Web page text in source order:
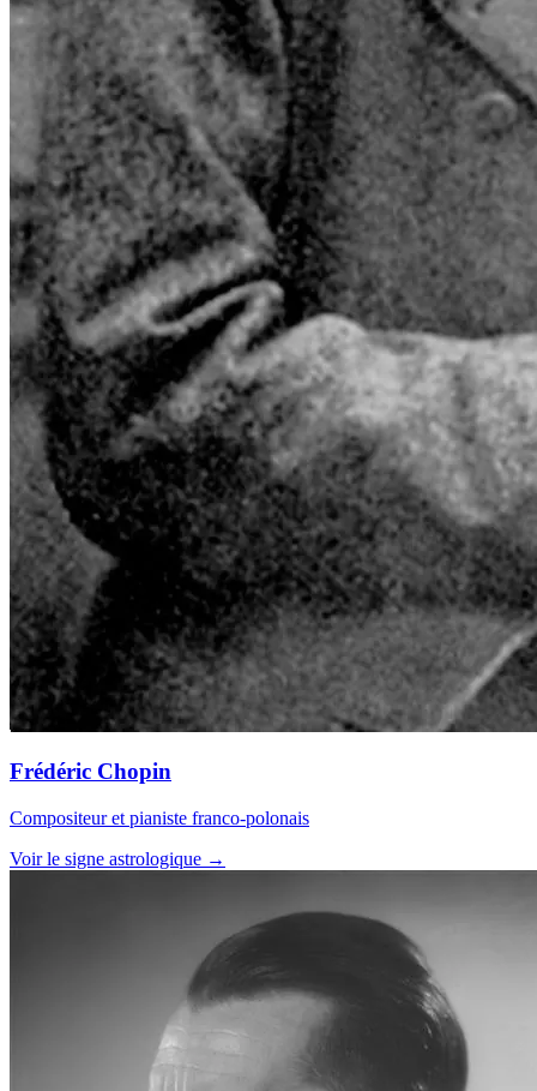
Frédéric Chopin
Compositeur et pianiste franco-polonais
Voir le signe astrologique →